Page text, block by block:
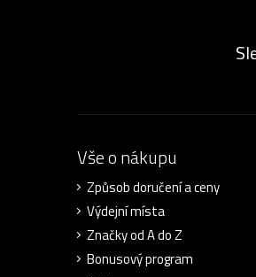
Vše o nákupu
Způsob doručení a ceny
Výdejní místa
Značky od A do Z
Bonusový program